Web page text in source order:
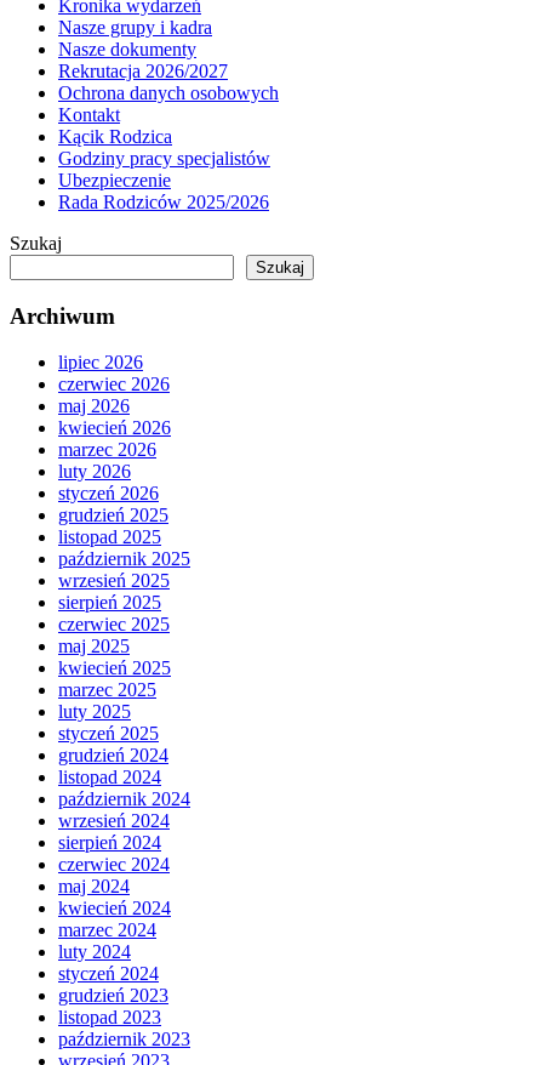
Kronika wydarzeń
Nasze grupy i kadra
Nasze dokumenty
Rekrutacja 2026/2027
Ochrona danych osobowych
Kontakt
Kącik Rodzica
Godziny pracy specjalistów
Ubezpieczenie
Rada Rodziców 2025/2026
Szukaj
Szukaj
Archiwum
lipiec 2026
czerwiec 2026
maj 2026
kwiecień 2026
marzec 2026
luty 2026
styczeń 2026
grudzień 2025
listopad 2025
październik 2025
wrzesień 2025
sierpień 2025
czerwiec 2025
maj 2025
kwiecień 2025
marzec 2025
luty 2025
styczeń 2025
grudzień 2024
listopad 2024
październik 2024
wrzesień 2024
sierpień 2024
czerwiec 2024
maj 2024
kwiecień 2024
marzec 2024
luty 2024
styczeń 2024
grudzień 2023
listopad 2023
październik 2023